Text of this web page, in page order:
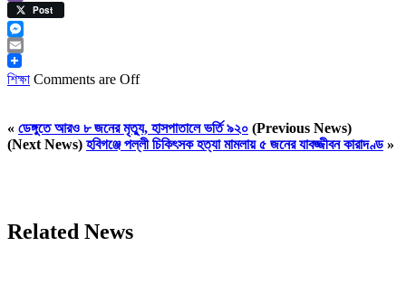
ViberPost
Messenger
Email
শিক্ষা Comments are Off
« ডেঙ্গুতে আরও ৮ জনের মৃত্যু, হাসপাতালে ভর্তি ৯২০ (Previous News)
(Next News) হবিগঞ্জে পল্লী চিকিৎসক হত্যা মামলায় ৫ জনের যাবজ্জীবন কারাদণ্ড»
Related News